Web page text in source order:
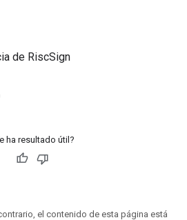
de RiscSign
ha resultado útil?
el contenido de esta página está